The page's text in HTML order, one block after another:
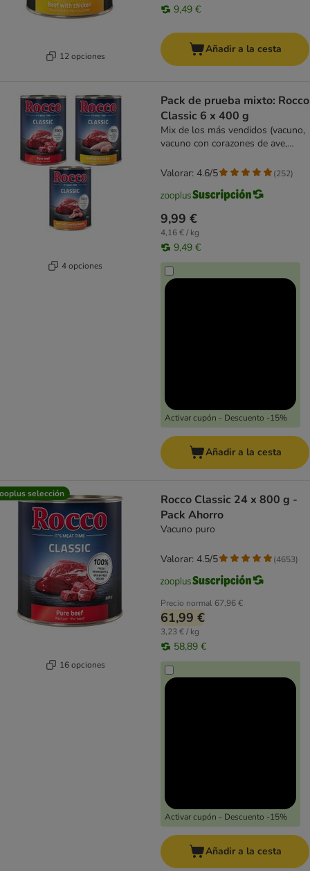
12 opciones
9,49 €
Añadir a la cesta
4 opciones
Pack de prueba mixto: Rocco
Classic 6 x 400 g
Mix de los más vendidos (vacuno,
vacuno con corazones de ave,
9,99 €
4,16 € / kg
9,49 €
Activar cupón - Descuento -15%
Valorar: 4.6/5 (252)
Añadir a la cesta
selección
16 opciones
Rocco Classic 24 x 800 g -
Pack Ahorro
Vacuno puro
Precio normal 67,96 €
61,99 €
3,23 € / kg
58,89 €
Activar cupón - Descuento -15%
Valorar: 4.5/5 (4653)
Añadir a la cesta